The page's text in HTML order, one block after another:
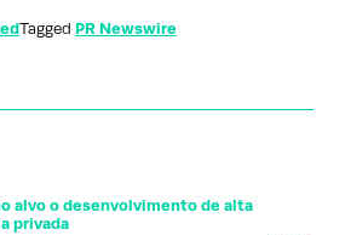
Tagged PR Newswire
alvo o desenvolvimento de alta
privada